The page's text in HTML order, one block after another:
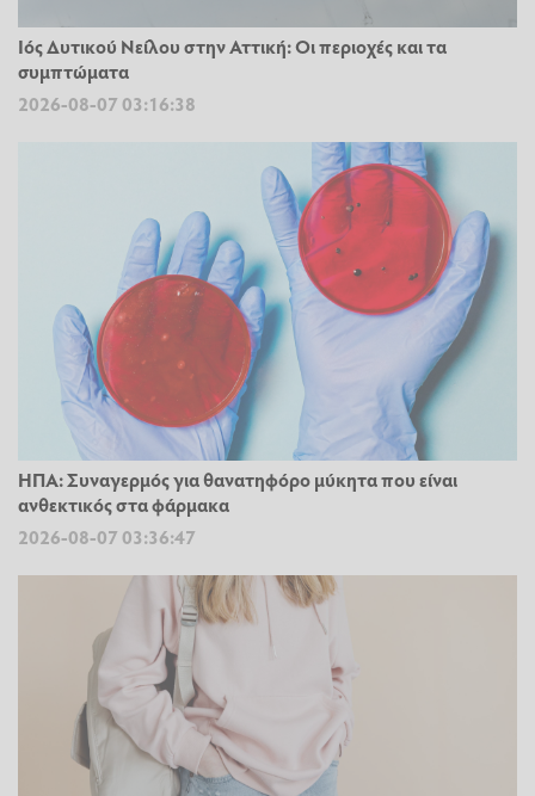
Ιός Δυτικού Νείλου στην Αττική: Οι περιοχές και τα
συμπτώματα
2026-08-07 03:16:38
ΗΠΑ: Συναγερμός για θανατηφόρο μύκητα που είναι
ανθεκτικός στα φάρμακα
2026-08-07 03:36:47